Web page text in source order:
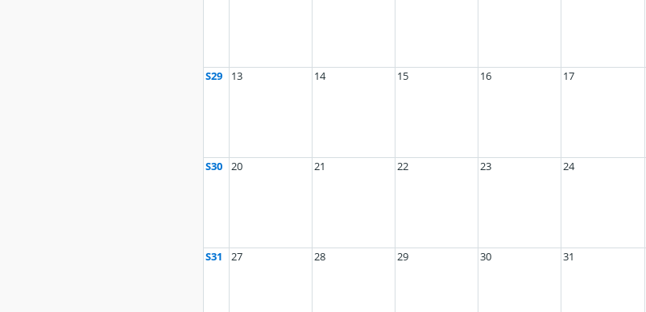
S29 13 14 15 16 17
S30 20 21 22 23 24
S31 27 28 29 30 31